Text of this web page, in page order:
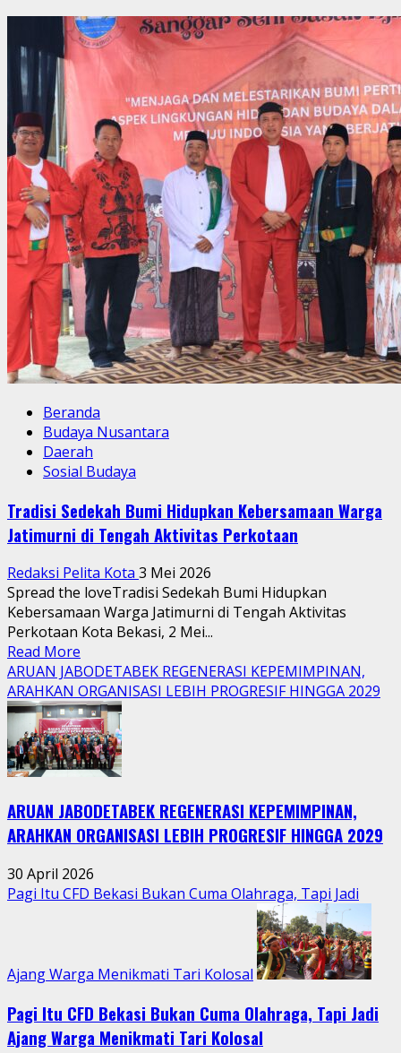
Beranda
Budaya Nusantara
Daerah
Sosial Budaya
Tradisi Sedekah Bumi Hidupkan Kebersamaan Warga
Jatimurni di Tengah Aktivitas Perkotaan
Redaksi Pelita Kota 3 Mei 2026
Spread the loveTradisi Sedekah Bumi Hidupkan
Kebersamaan Warga Jatimurni di Tengah Aktivitas
Perkotaan Kota Bekasi, 2 Mei...
Read More
more
about
Tradisi
Sedekah
Bumi
Hidupkan
Warga
Jatimurni
di
Tengah
Aktivitas
Perkotaan
ARUAN JABODETABEK REGENERASI KEPEMIMPINAN,
ARAHKAN ORGANISASI LEBIH PROGRESIF HINGGA 2029
ARUAN JABODETABEK REGENERASI KEPEMIMPINAN,
ARAHKAN ORGANISASI LEBIH PROGRESIF HINGGA 2029
30 April 2026
Pagi Itu CFD Bekasi Bukan Cuma Olahraga, Tapi Jadi
Ajang Warga Menikmati Tari Kolosal
Pagi Itu CFD Bekasi Bukan Cuma Olahraga, Tapi Jadi
Ajang Warga Menikmati Tari Kolosal